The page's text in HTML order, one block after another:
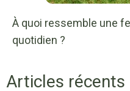
À quoi ressemble une
quotidien ?
Articles récents